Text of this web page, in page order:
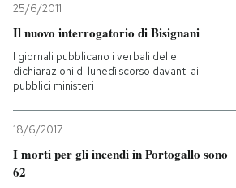
25/6/2011
Il nuovo interrogatorio di Bisignani
I giornali pubblicano i verbali delle
dichiarazioni di lunedì scorso davanti ai
pubblici ministeri
18/6/2017
I morti per gli incendi in Portogallo sono
62